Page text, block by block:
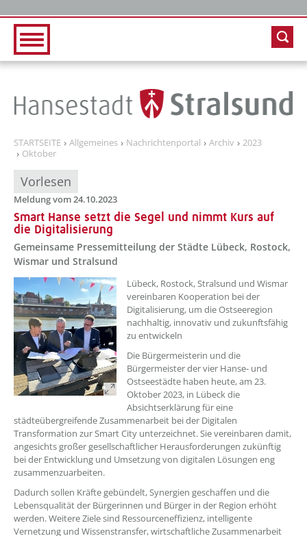
STARTSEITE Allgemeines Nachrichtenportal Archiv
2023
Oktober
Vorlesen
Meldung vom 24.10.2023
Smart Hanse setzt die Segel und nimmt Kurs auf
die Digitalisierung
Gemeinsame Pressemitteilung der Städte Lübeck, Rostock,
Wismar und Stralsund
??? absaetzeOben[1]/titel ???
Lübeck, Rostock, Stralsund und Wismar
vereinbaren Kooperation bei der
Digitalisierung, um die Ostseeregion
nachhaltig, innovativ und zukunftsfähig
zu entwickeln
Die Bürgermeisterin und die
Bürgermeister der vier Hanse- und
Ostseestädte haben heute, am 23.
Oktober 2023, in Lübeck die
Absichtserklärung für eine
städteübergreifende Zusammenarbeit bei der Digitalen
Transformation zur Smart City unterzeichnet. Sie vereinbaren damit,
angesichts großer gesellschaftlicher Herausforderungen zukünftig
bei der Entwicklung und Umsetzung von digitalen Lösungen eng
zusammenzuarbeiten.
Dadurch sollen Kräfte gebündelt, Synergien geschaffen und die
Lebensqualität der Bürgerinnen und Bürger in der Region erhöht
werden. Weitere Ziele sind Ressourceneffizienz, intelligente
Vernetzung und Wissenstransfer, wirtschaftliche Zusammenarbeit